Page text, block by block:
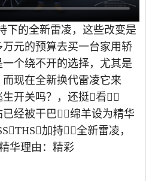
下的全新雷凌，这些改变是
元的预算去买一台家用轿
个绕不开的选择，尤其是
现在全新换代雷凌它来
开关吗？，还挺看
经被干巴绵羊设为精华
加持全新雷凌，
华理由：精彩